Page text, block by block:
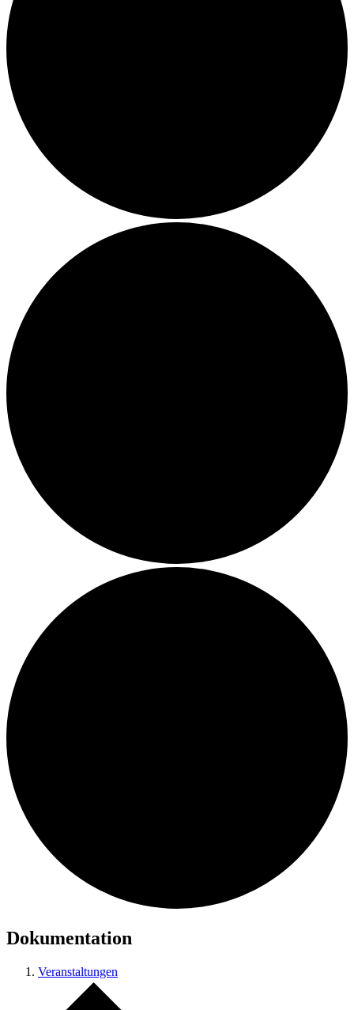
Dokumentation
Veranstaltungen